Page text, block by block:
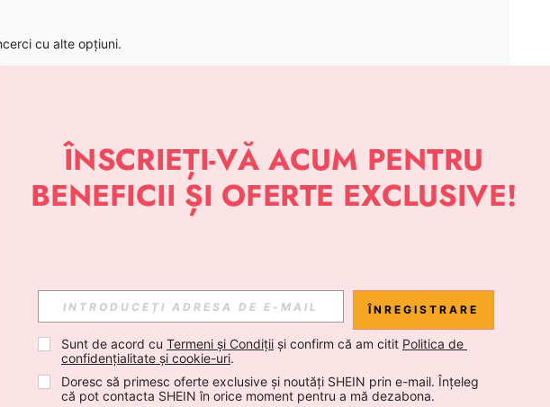
cu alte opțiuni.
PE APLICAȚIE
TE PENTRU A PRIMI NOUTĂȚI DESPRE STIL DE LA SHEIN
Abonare
Abonare
ÎNREGISTRARE
Sunt de acord cu Termeni și Condiții și confirm că am citit Politica de
confidențialitate și cookie-uri.
Doresc să primesc oferte exclusive și noutăți SHEIN prin e-mail. Înțeleg
că pot contacta SHEIN în orice moment pentru a mă dezabona.